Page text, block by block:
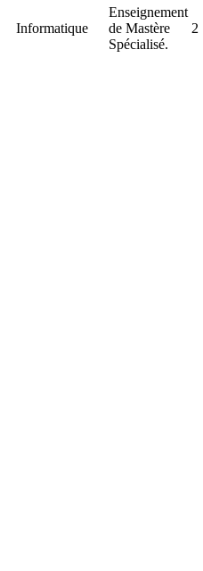
Informatique
Enseignement
de Mastère
Spécialisé.
2